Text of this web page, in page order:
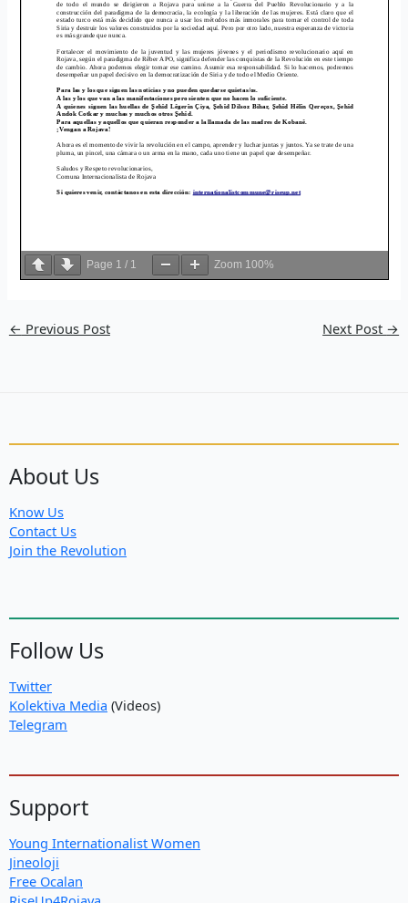
Page 1 / 1 Zoom 100%
← Previous Post Next Post →
About Us
Know Us
Contact Us
Join the Revolution
Follow Us
Twitter
Kolektiva Media (Videos)
Telegram
Support
Young Internationalist Women
Jineoloji
Free Ocalan